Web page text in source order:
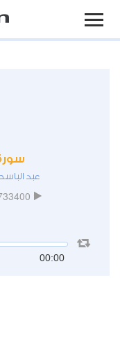
سورة
عبد
00:00